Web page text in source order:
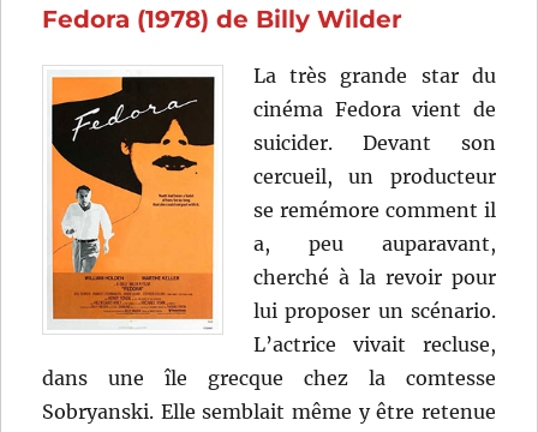
E.
Fedora (1978) de Billy Wilder
La très grande star du
cinéma Fedora vient de
suicider. Devant son
cercueil, un producteur
se remémore comment il
a, peu auparavant,
cherché à la revoir pour
lui proposer un scénario.
L’actrice vivait recluse,
dans une île grecque chez la comtesse
Sobryanski. Elle semblait même y être retenue